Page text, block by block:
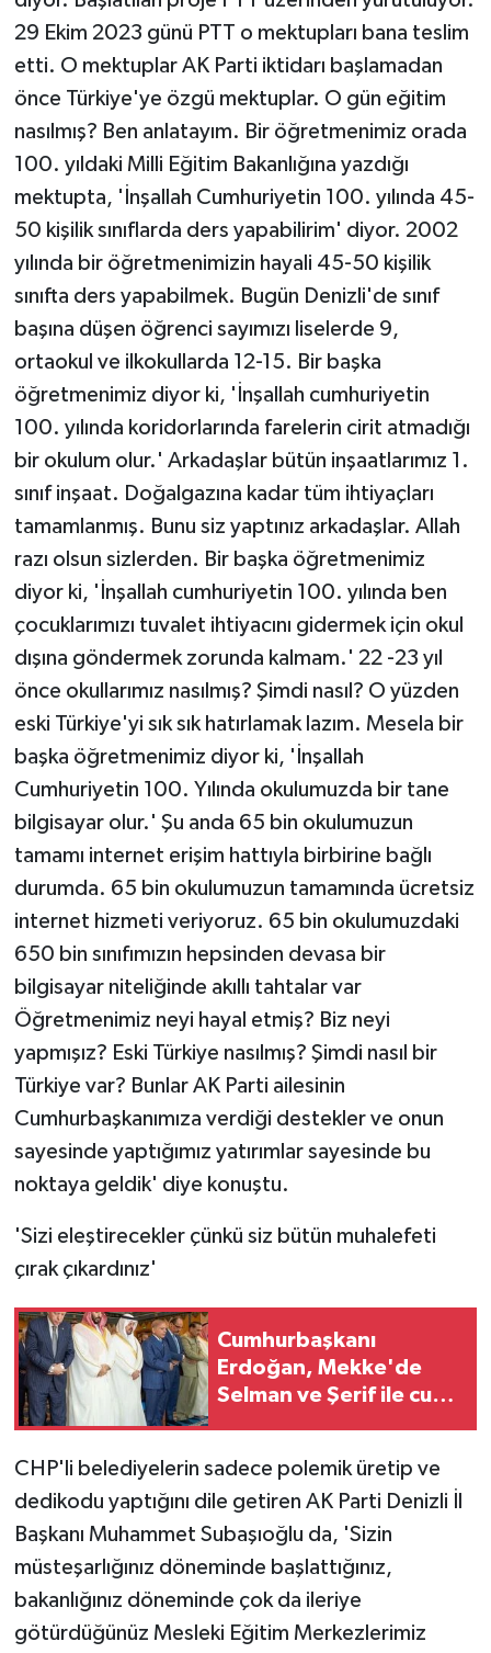
29 Ekim 2023 günü PTT o mektupları bana teslim
etti. O mektuplar AK Parti iktidarı başlamadan
önce Türkiye'ye özgü mektuplar. O gün eğitim
nasılmış? Ben anlatayım. Bir öğretmenimiz orada
100. yıldaki Milli Eğitim Bakanlığına yazdığı
mektupta, 'İnşallah Cumhuriyetin 100. yılında 45-
50 kişilik sınıflarda ders yapabilirim' diyor. 2002
yılında bir öğretmenimizin hayali 45-50 kişilik
sınıfta ders yapabilmek. Bugün Denizli'de sınıf
başına düşen öğrenci sayımızı liselerde 9,
ortaokul ve ilkokullarda 12-15. Bir başka
öğretmenimiz diyor ki, 'İnşallah cumhuriyetin
100. yılında koridorlarında farelerin cirit atmadığı
bir okulum olur.' Arkadaşlar bütün inşaatlarımız 1.
sınıf inşaat. Doğalgazına kadar tüm ihtiyaçları
tamamlanmış. Bunu siz yaptınız arkadaşlar. Allah
razı olsun sizlerden. Bir başka öğretmenimiz
diyor ki, 'İnşallah cumhuriyetin 100. yılında ben
çocuklarımızı tuvalet ihtiyacını gidermek için okul
dışına göndermek zorunda kalmam.' 22 -23 yıl
önce okullarımız nasılmış? Şimdi nasıl? O yüzden
eski Türkiye'yi sık sık hatırlamak lazım. Mesela bir
başka öğretmenimiz diyor ki, 'İnşallah
Cumhuriyetin 100. Yılında okulumuzda bir tane
bilgisayar olur.' Şu anda 65 bin okulumuzun
tamamı internet erişim hattıyla birbirine bağlı
durumda. 65 bin okulumuzun tamamında ücretsiz
internet hizmeti veriyoruz. 65 bin okulumuzdaki
650 bin sınıfımızın hepsinden devasa bir
bilgisayar niteliğinde akıllı tahtalar var
Öğretmenimiz neyi hayal etmiş? Biz neyi
yapmışız? Eski Türkiye nasılmış? Şimdi nasıl bir
Türkiye var? Bunlar AK Parti ailesinin
Cumhurbaşkanımıza verdiği destekler ve onun
sayesinde yaptığımız yatırımlar sayesinde bu
noktaya geldik' diye konuştu.
'Sizi eleştirecekler çünkü siz bütün muhalefeti
çırak çıkardınız'
Cumhurbaşkanı
Erdoğan, Mekke'de
Selman ve Şerif ile cuma
CHP'li belediyelerin sadece polemik üretip ve
dedikodu yaptığını dile getiren AK Parti Denizli İl
Başkanı Muhammet Subaşıoğlu da, 'Sizin
müsteşarlığınız döneminde başlattığınız,
bakanlığınız döneminde çok da ileriye
götürdüğünüz Mesleki Eğitim Merkezlerimiz